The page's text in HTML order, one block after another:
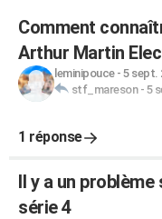
Comment
Arthur Martin
leminipouce- 5 sept.
stf_mareson- 5
1 réponse
Il y a un
série 4